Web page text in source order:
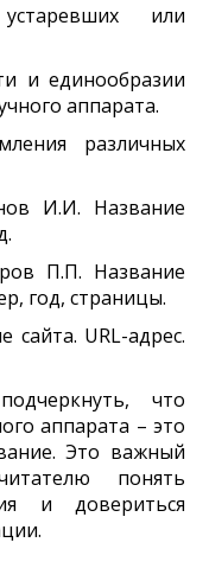
или
и единообразии
аппарата.
различных
И.И. Название
П.П. Название
год, страницы.
сайта. URL-адрес.
что
аппарата – это
Это важный
понять
и довериться